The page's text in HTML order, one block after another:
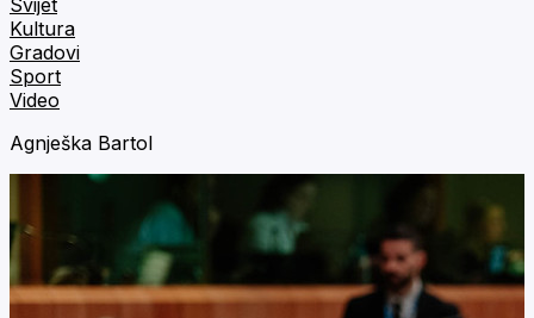
Svijet
Kultura
Gradovi
Sport
Video
Agnješka Bartol